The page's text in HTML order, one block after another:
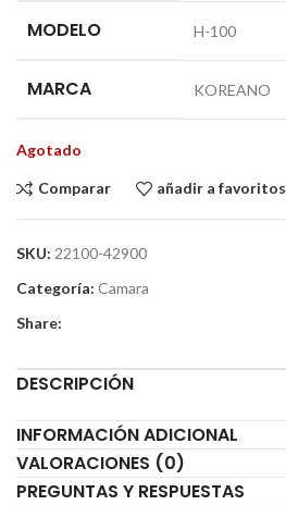
MODELO H-100
MARCA KOREANO
Agotado
Comparar añadir a favoritos
SKU: 22100-42900
Categoría: Camara
Share:
DESCRIPCIÓN
INFORMACIÓN ADICIONAL
VALORACIONES (0)
PREGUNTAS Y RESPUESTAS